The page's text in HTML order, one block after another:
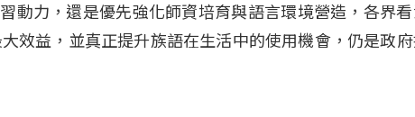
動力，還是優先強化師資培育與語言環境營造，各界
效益，並真正提升族語在生活中的使用機會，仍是政